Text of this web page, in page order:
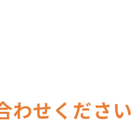
わせください